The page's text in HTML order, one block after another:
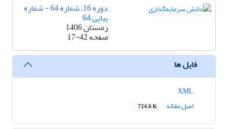
دوره 16، شماره 64 - شماره
پیاپی 64
زمستان 1406
صفحه17-42
فایل ها
اصل مقاله
724.6 K